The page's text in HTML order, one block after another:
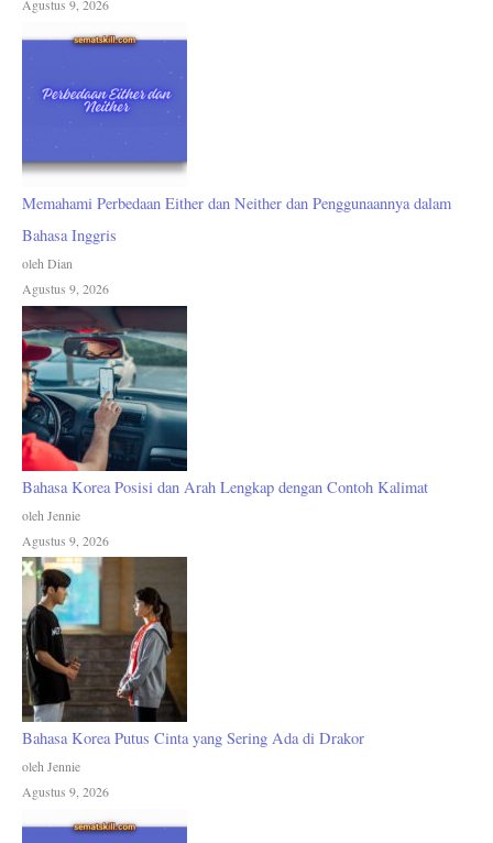
Agustus 9, 2026
Memahami Perbedaan Either dan Neither dan Penggunaannya dalam
Bahasa Inggris
oleh Dian
Agustus 9, 2026
Bahasa Korea Posisi dan Arah Lengkap dengan Contoh Kalimat
oleh Jennie
Agustus 9, 2026
Bahasa Korea Putus Cinta yang Sering Ada di Drakor
oleh Jennie
Agustus 9, 2026